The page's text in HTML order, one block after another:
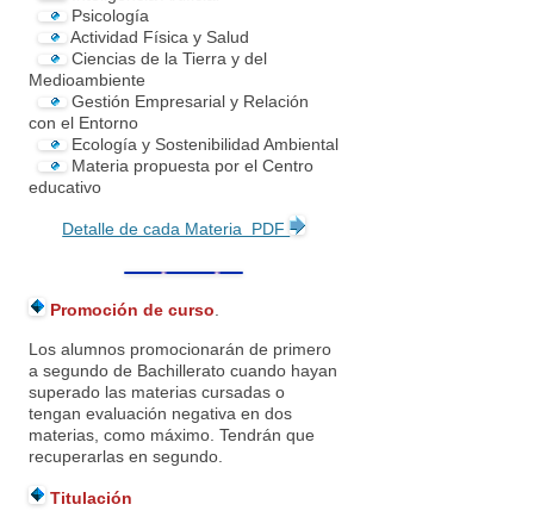
Psicología
Actividad Física y Salud
Ciencias de la Tierra y del
Medioambiente
Gestión Empresarial y Relación
con el Entorno
Ecología y Sostenibilidad Ambiental
Materia propuesta por el Centro
educativo
Detalle de cada Materia PDF
Promoción de curso
Los alumnos promocionarán de primero
a segundo de Bachillerato cuando hayan
superado las materias cursadas o
tengan evaluación negativa en dos
materias, como máximo. Tendrán que
recuperarlas en segundo.
Titulación